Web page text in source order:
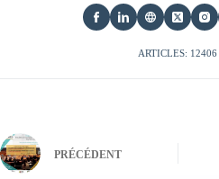
ARTICLES: 12406
PRÉCÉDENT